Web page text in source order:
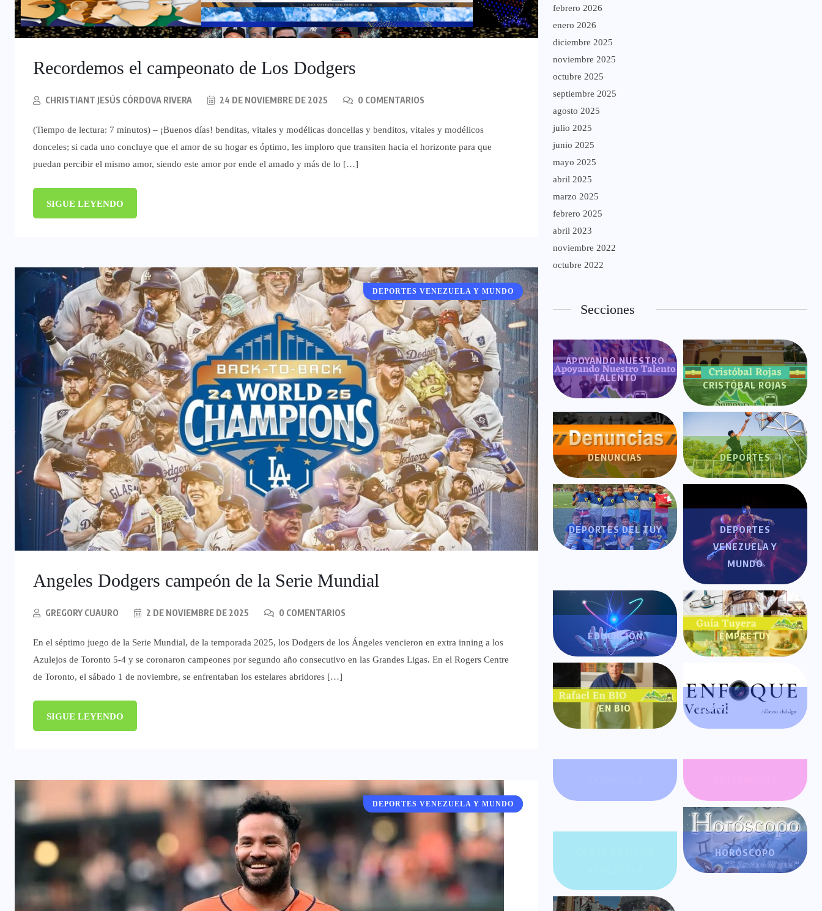
Recordemos el campeonato de Los Dodgers
CHRISTIANT JESÚS CÓRDOVA RIVERA 24 DE NOVIEMBRE DE 2025 0 COMENTARIOS
(Tiempo de lectura: 7 minutos) – ¡Buenos días! benditas, vitales y modélicas doncellas y benditos, vitales y modélicos
donceles; si cada uno concluye que el amor de su hogar es óptimo, les imploro que transiten hacia el horizonte para que
puedan percibir el mismo amor, siendo este amor por ende el amado y más de lo […]
SIGUE LEYENDO
DEPORTES
DEPORTES VENEZUELA Y MUNDO
Angeles Dodgers campeón de la Serie Mundial
GREGORY CUAURO 2 DE NOVIEMBRE DE 2025 0 COMENTARIOS
En el séptimo juego de la Serie Mundial, de la temporada 2025, los Dodgers de los Ángeles vencieron en extra inning a los
Azulejos de Toronto 5-4 y se coronaron campeones por segundo año consecutivo en las Grandes Ligas. En el Rogers Centre
de Toronto, el sábado 1 de noviembre, se enfrentaban los estelares abridores […]
SIGUE LEYENDO
DEPORTES
DEPORTES VENEZUELA Y MUNDO
febrero 2026
enero 2026
diciembre 2025
noviembre 2025
octubre 2025
septiembre 2025
agosto 2025
julio 2025
junio 2025
mayo 2025
abril 2025
marzo 2025
febrero 2025
abril 2023
noviembre 2022
octubre 2022
Secciones
APOYANDO NUESTRO
TALENTO
CRISTÓBAL ROJAS
DENUNCIAS DEPORTES
DEPORTES DEL TUY
DEPORTES
VENEZUELA Y
MUNDO
EDUCACIÓN EMPRETUY
EN BIO ENFOQUE VERSÁTIL
HORÓSCOPO